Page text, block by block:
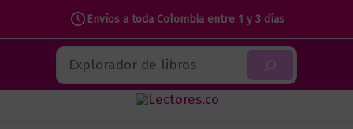
Envíos a toda Colombia entre 1 y 3 días
contenido
Buscar
confín
mundo